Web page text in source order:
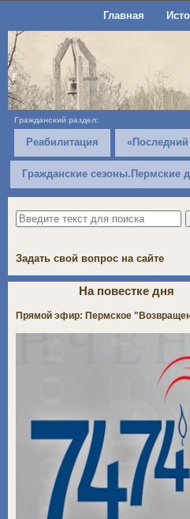
Главная
Гражданский раздел:
Реабилитация «Последний
Гражданские сезоны.Пермские
Задать свой вопрос на сайте
На повестке дня
Прямой эфир: Пермское